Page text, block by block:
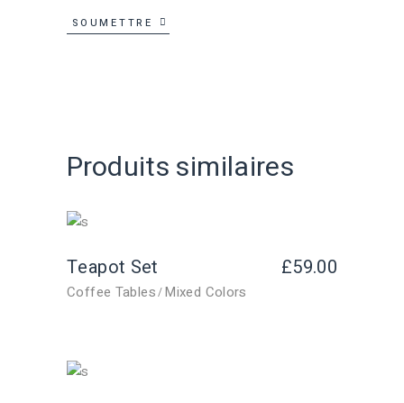
SOUMETTRE
Produits similaires
Teapot Set £59.00
Coffee Tables Mixed Colors